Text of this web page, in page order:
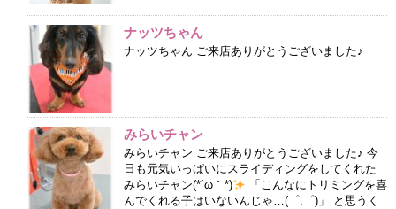
ナッツちゃん
ナッツちゃん ご来店ありがとうございました♪
みらいチャン
みらいチャン ご来店ありがとうございました♪ 今
日も元気いっぱいにスライディングをしてくれた
みらいチャン(*´ω｀*)
「こんなにトリミングを喜
んでくれる子はいないんじゃ…(゜.゜)」 と思うく